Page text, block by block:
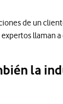
de un
llaman
la